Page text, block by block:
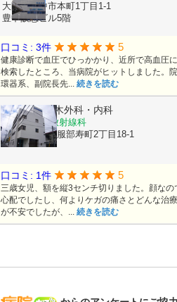
大阪府豊中市本町1丁目1-1
豊中阪急ビル5階
口コミ: 3件 5
健康診断で血圧でひっかかり、近所で高血圧
検索したところ、当病院がヒットしました。
環器系、副院長先... 続きを読む
医療法人三木外科・内科
内科, 外科, 放射線科
大阪府豊中市服部寿町2丁目18-1
口コミ: 1件 5
三歳女児、額を縦3センチ切りました。顔なの
心配でしたし、何よりケガの痛さとどんな治
が不安でしたが、... 続きを読む